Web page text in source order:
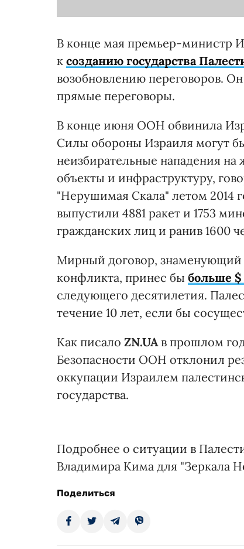
В конце мая премьер-министр
к созданию государства
возобновлению переговоров.
прямые переговоры.
В конце июня ООН обвинила
Силы обороны Израиля могут
неизбирательные нападения
объекты и инфраструктуру,
"Нерушимая Скала" летом 2014
выпустили 4881 ракет и 1753
гражданских лиц и ранив 1600
Мирный договор, знаменующий
конфликта, принес бы больше
следующего десятилетия.
течение 10 лет, если бы
Как писало ZN.UAв прошлом
Безопасности ООН отклонил
оккупации Израилем
государства.
Подробнее о ситуации в
Владимира Кима для "Зеркала
Поделиться